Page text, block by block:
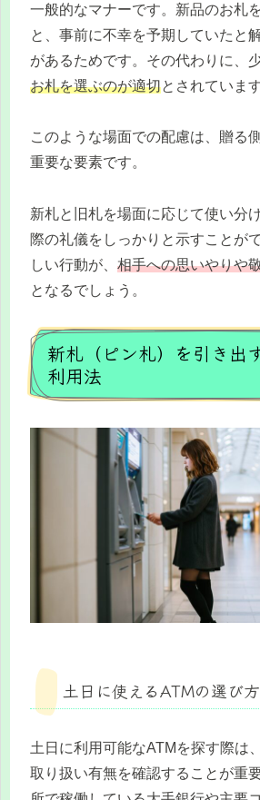
一般的なマナーです。新品のお札
と、事前に不幸を予期していたと
があるためです。その代わりに、
お札を選ぶのが適切とされています
このような場面での配慮は、贈る
重要な要素です。
新札と旧札を場面に応じて使い分
際の礼儀をしっかりと示すことが
しい行動が、 相手への思いやりや
となるでしょう。
新札（ピン札）を引き出
利用法
土日に使えるATMの選び方
土日に利用可能なATMを探す際は、
取り扱い有無を確認することが重